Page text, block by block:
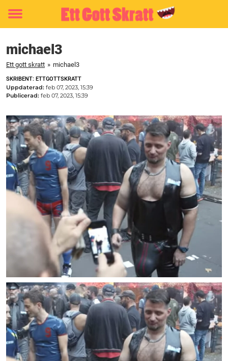
Toggle
michael3
Ett gott skratt » michael3
SKRIBENT: ETTGOTTSKRATT
Uppdaterad: feb 07, 2023, 15:39
Publicerad: feb 07, 2023, 15:39